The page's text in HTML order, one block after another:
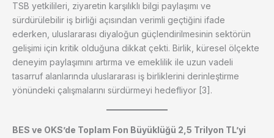
TSB yetkilileri, ziyaretin karşılıklı bilgi paylaşımı ve
sürdürülebilir iş birliği açısından verimli geçtiğini ifade
ederken, uluslararası diyaloğun güçlendirilmesinin sektörün
gelişimi için kritik olduğuna dikkat çekti. Birlik, küresel ölçekte
deneyim paylaşımını artırma ve emeklilik ile uzun vadeli
tasarruf alanlarında uluslararası iş birliklerini derinleştirme
yönündeki çalışmalarını sürdürmeyi hedefliyor [3].
BES ve OKS’de Toplam Fon Büyüklüğü 2,5 Trilyon TL’yi